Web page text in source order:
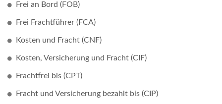
Frei an Bord (FOB)
Frei Frachtführer (FCA)
Kosten und Fracht (CNF)
Kosten, Versicherung und Fracht (CIF)
Frachtfrei bis (CPT)
Fracht und Versicherung bezahlt bis (CIP)